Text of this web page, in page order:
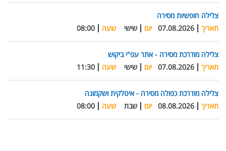
צלילה חופשיות מסירה
תאריך
07.08.2026 יום שישי שעה 08:00
צלילה מודרכת מסירה - אתר עפ"י ביקוש
תאריך
07.08.2026 יום שישי שעה 11:30
צלילה מודרכת כפולה מסירה - איטלקית ושקמונה
תאריך
08.08.2026 יום שבת שעה 08:00